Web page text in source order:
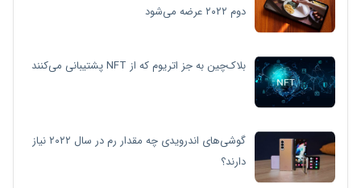
دوم ۲۰۲۲ عرضه می‌شود
بلاک‌چین به جز اتریوم که از NFT پشتیبانی می‌کنند
گوشی‌های اندرویدی چه مقدار رم در سال ۲۰۲۲ نیاز
دارند؟